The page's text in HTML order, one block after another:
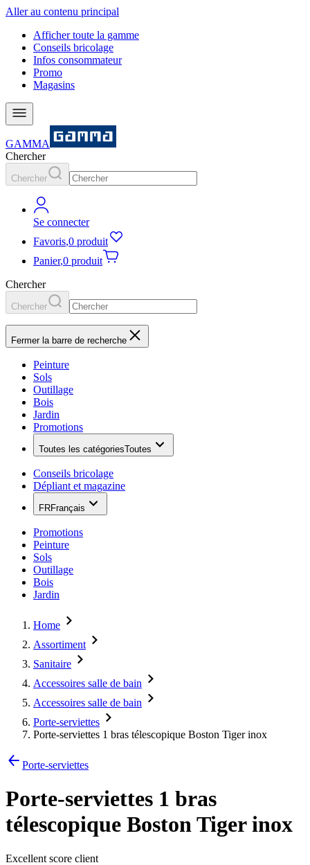
Aller au contenu principal
Afficher toute la gamme
Conseils bricolage
Infos consommateur
Promo
Magasins
GAMMA
Chercher
Chercher
Se connecter
Favoris,0 produit
Panier,0 produit
Chercher
Chercher
Fermer la barre de recherche
Peinture
Sols
Outillage
Bois
Jardin
Promotions
Toutes les catégoriesToutes
Conseils bricolage
Dépliant et magazine
FRFrançais
Promotions
Peinture
Sols
Outillage
Bois
Jardin
Home
Assortiment
Sanitaire
Accessoires salle de bain
Accessoires salle de bain
Porte-serviettes
Porte-serviettes 1 bras télescopique Boston Tiger inox
Porte-serviettes
Porte-serviettes 1 bras
télescopique Boston Tiger inox
Excellent score client